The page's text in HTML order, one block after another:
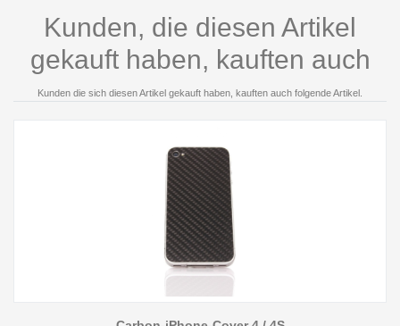
Kunden, die diesen Artikel
gekauft haben, kauften auch
Kunden die sich diesen Artikel gekauft haben, kauften auch folgende Artikel.